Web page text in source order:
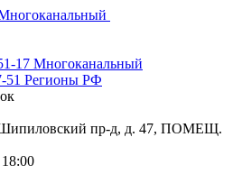
17 Многоканальный
51 Регионы РФ
Шипиловский пр-д, д. 47, ПОМЕЩ.